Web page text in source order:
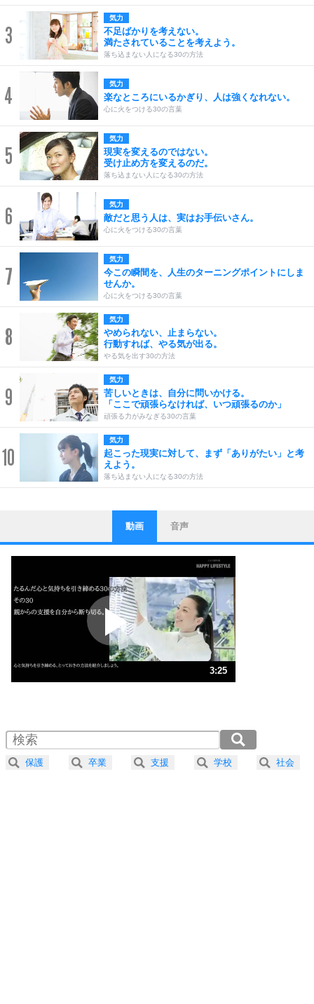
3
気力
不足ばかりを考えない。
満たされていることを考えよう。
落ち込まない人になる30の方法
4 気力
楽なところにいるかぎり、人は強くなれない。
心に火をつける30の言葉
5
気力
現実を変えるのではない。
受け止め方を変えるのだ。
落ち込まない人になる30の方法
6 気力
敵だと思う人は、実はお手伝いさん。
心に火をつける30の言葉
7
気力
今この瞬間を、人生のターニングポイントにしま
せんか。
心に火をつける30の言葉
8
気力
やめられない、止まらない。
行動すれば、やる気が出る。
やる気を出す30の方法
9
気力
苦しいときは、自分に問いかける。
「ここで頑張らなければ、いつ頑張るのか」
頑張る力がみなぎる30の言葉
10
気力
起こった現実に対して、まず「ありがたい」と考
えよう。
落ち込まない人になる30の方法
1
ストレス対策
他人と比べない。
いっそのこと、他人を見ない。
いらいらしない人になる30の方法
プラス思考
ポジティブになれない原因は、行動しないから。
ポジティブ思考になる30の方法
ストレス対策
人生、なんとかなるもの。
気楽に生きる30の方法
4 器の大きい人は、怒りを優しさで表現する。
プラス思考
動画 音声
3:25
2.0倍速 （401KB 1分42秒）
2.5倍速 （321KB 1分22秒）
3.0倍速 （268KB 1分8秒）
保護 卒業 支援 学校 社会